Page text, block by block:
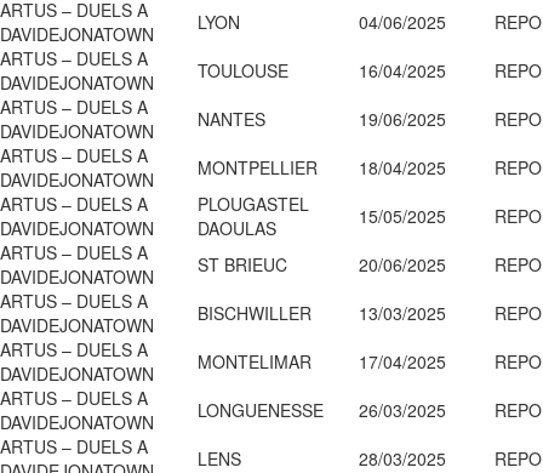
ARTUS – DUELS A
DAVIDEJONATOWN
LYON 04/06/2025
ARTUS – DUELS A
DAVIDEJONATOWN
TOULOUSE 16/04/2025
ARTUS – DUELS A
DAVIDEJONATOWN
NANTES 19/06/2025
ARTUS – DUELS A
DAVIDEJONATOWN
MONTPELLIER 18/04/2025
ARTUS – DUELS A
DAVIDEJONATOWN
PLOUGASTEL
DAOULAS
15/05/2025
ARTUS – DUELS A
DAVIDEJONATOWN
ST BRIEUC 20/06/2025
ARTUS – DUELS A
DAVIDEJONATOWN
BISCHWILLER 13/03/2025
ARTUS – DUELS A
DAVIDEJONATOWN
MONTELIMAR 17/04/2025
ARTUS – DUELS A
DAVIDEJONATOWN
LONGUENESSE 26/03/2025
ARTUS – DUELS A
LENS 28/03/2025